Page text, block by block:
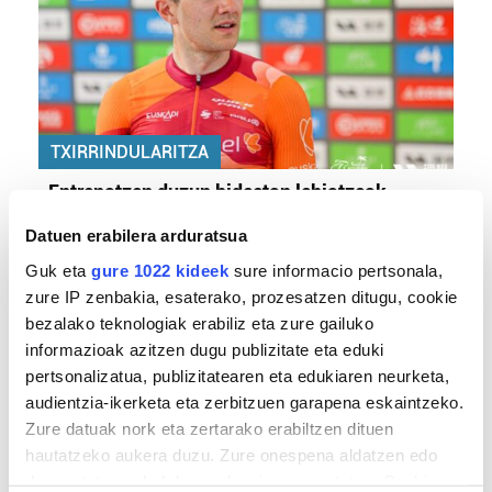
Datuen erabilera arduratsua
Guk eta gure 1022 kideek sure informacio pertsonala,
zure IP zenbakia, esaterako, prozesatzen ditugu, cookie
bezalako teknologiak erabiliz eta zure gailuko
informazioak azitzen dugu publizitate eta eduki
pertsonalizatua, publizitatearen eta edukiaren neurketa,
audientzia-ikerketa eta zerbitzuen garapena eskaintzeko.
Zure datuak nork eta zertarako erabiltzen dituen
hautatzeko aukera duzu. Zure onespena aldatzen edo
TXIRRINDULARITZA
«Entrenatzen duzun bideetan lehiatzeak